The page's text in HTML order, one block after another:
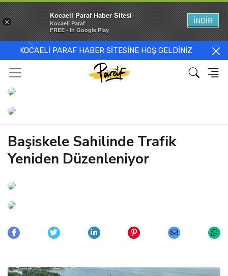
KOCAELİ PARAF HABER SİTESİNE HOŞ GELDİNİZ
Başiskele Sahilinde Trafik
Yeniden Düzenleniyor
×
Kocaeli Paraf Haber Sitesi
Kocaeli Paraf
FREE - In Google Play
İNDİR